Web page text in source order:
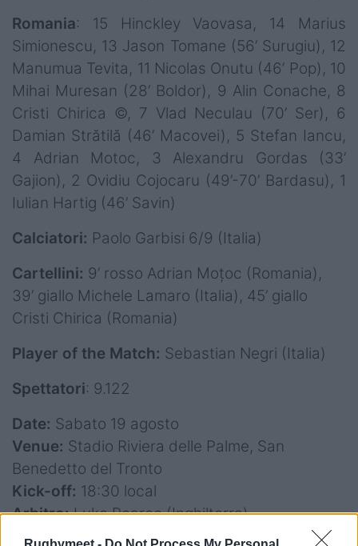
Romania: 15 Hinckley Vaovasa, 14 Marius
Simionescu, 13 Jason Tomane (56’ Surugiu), 12
Manumua Tevita, 11 Nicolas Onutu (46’ Pop), 10
Mihai Muresan (28’ Boldor), 9 Alin Conache, 8
Cristi Chirica ©, 7 Vlad Neculau (70’ Ser), 6
Damian Strătilă (46’ Macovei), 5 Stefan Iancu,
4 Adrian Motoc, 3 Alexandru Gordas (33’
Gajion), 2 Ovidiu Cojocaru (49’-70’ Bardasu), 1
Iulian Hartig (46’ Savin)
Calciatori: Paolo Garbisi 6/9 (Italia)
Cartellini: 9’ rosso Adrian Moțoc (Romania),
39’ giallo Michele Lamaro (Italia), 45’ giallo
Cristi Chirica (Romania)
Player of the Match: Sebastian Negri (Italia)
Spettatori: 9.122
Date: Sabato 19 agosto
Venue: Stadio Riviera delle Palme, San
Benedetto del Tronto
Kick-off: 18:30 local
Arbitro:Luke Pearce (Inghilterra)